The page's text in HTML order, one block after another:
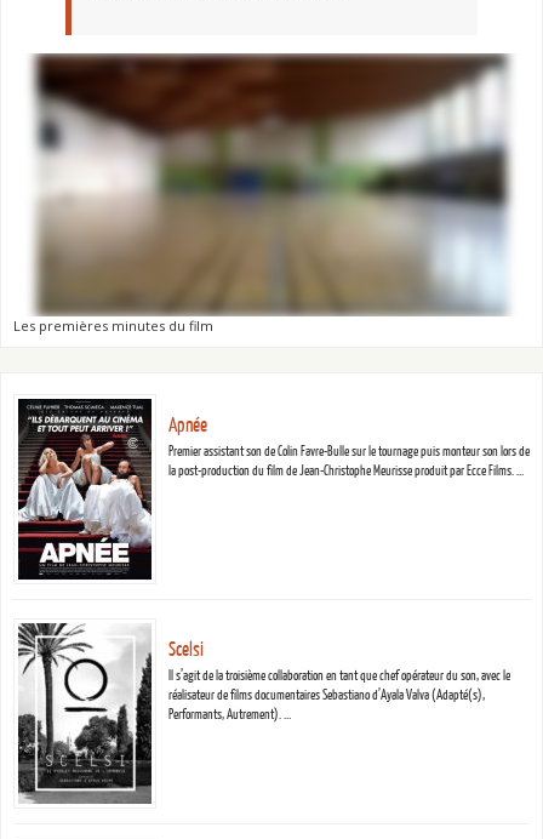
Les premières minutes du film
Apnée
Premier assistant son de Colin Favre-Bulle sur le tournage puis monteur son lors de
la post-production du film de Jean-Christophe Meurisse produit par Ecce Films. …
Scelsi
Il s’agit de la troisième collaboration en tant que chef opérateur du son, avec le
réalisateur de films documentaires Sebastiano d’Ayala Valva (Adapté(s),
Performants, Autrement). …